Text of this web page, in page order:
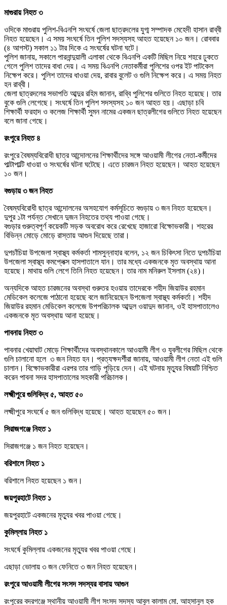
মাগুরায় নিহত ৩
ওদিকে মাগুরায় পুলিশ-বিএনপি সংঘর্ষে জেলা ছাত্রদলের যুগ্ম সম্পাদক মেহেদী হাসান রাব্বী
নিহত হয়েছেন। এ সময় সংঘর্ষে তিন পুলিশ সদস্যসহ আহত হয়েছেন ১০ জন। রোববার
(৪ আগস্ট) সকাল ১১ টার দিকে এ সংঘর্ষের ঘটনা ঘটে।
পুলিশ জানায়, সকালে পারনান্দুয়ালী এলাকা থেকে বিএনপি একটি মিছিল নিয়ে শহরে ঢুকতে
গেলে পুলিশ তাদের বাধা দেয়। এ সময় বিএনপি নেতাকর্মীরা পুলিশের ওপর ইট পাটকেল
নিক্ষেপ করে। পুলিশ তাদের ধাওয়া দেয়, রাবার বুলেট ও গুলি নিক্ষেপ করে। এ সময় নিহত
হন রাব্বী।
জেলা ছাত্রদলের সভাপতি আব্দুর রহিম জানান, রাব্বি পুলিশের গুলিতে নিহত হয়েছে। তার
বুকে গুলি লেগেছে। সংঘর্ষে তিন পুলিশ সদস্যসহ ১০ জন আহত হয়। এছাড়া চবি
শিক্ষার্থী ফরহাদ ও কলেজ শিক্ষার্থী সুমন নামের একজন ছাত্রলীগের গুলিতে নিহত হয়েছেন
বলে জানা গেছে।
রংপুরে নিহত ৪
রংপুরে বৈষম্যবিরোধী ছাত্র আন্দোলনের শিক্ষার্থীদের সঙ্গে আওয়ামী লীগের নেতা-কর্মীদের
পাল্টাপাল্টি ধাওয়া ও সংঘর্ষের ঘটনা ঘটেছে। এতে চারজন নিহত হয়েছেন। আহত হয়েছেন
১০ জন।
বগুড়ায় ৩ জন নিহত
বৈষম্যবিরোধী ছাত্র আন্দোলনের অসহযোগ কর্মসূচিতে বগুড়ায় ৩ জন নিহত হয়েছেন।
দুপুর ১টা পর্যন্ত সেখানে দুজন নিহতের তথ্য পাওয়া গেছে।
বগুড়ার গুরুত্বপূর্ণ কয়েকটি সড়ক অবরোধ করে রেখেছে হাজারো বিক্ষোভকারী। শহরের
বিভিন্ন মোড়ে মোড়ে রাস্তায় আগুন দিয়েছে তারা।
দুপচাঁচিয়া উপজেলা স্বাস্থ্য কর্মকর্তা শামসুন্নাহার বলেন, ১২ জন চিকিৎসা নিতে দুপচাঁচিয়া
উপজেলা স্বাস্থ্য কমপ্লেক্স হাসপাতালে যান। তার মধ্যে একজনকে মৃত অবস্থায় আনা
হয়েছে। মাথায় গুলি লেগে তিনি নিহত হয়েছেন। তার নাম মনিরুল ইসলাম (২৪)।
অন্যদিকে আহত চারজনের অবস্থা গুরুতর হওয়ায় তাদেরকে শহীদ জিয়াউর রহমান
মেডিকেল কলেজে পাঠানো হয়েছে বলে জানিয়েছেন উপজেলা স্বাস্থ্য কর্মকর্তা। শহীদ
জিয়াউর রহমান মেডিকেল কলেজে উপপরিচালক আব্দুল ওয়াদুদ জানান, ওই হাসপাতালেও
একজনকে মৃত অবস্থায় আনা হয়েছে।
পাবনায় নিহত ৩
পাবনার খেয়াঘাট মোড়ে শিক্ষার্থীদের অবস্থানকালে আওয়ামী লীগ ও যুবলীগের মিছিল থেকে
গুলি চালানো হলে ৩ জন নিহত হন। প্রত্যক্ষদর্শীরা জানায়, আওয়ামী লীগ নেতা এই গুলি
চালান। বিক্ষোভকারীরা এরপর তার গাড়ি পুড়িয়ে দেন। এই ঘটনায় মৃত্যুর বিষয়টি নিশ্চিত
করেন পাবনা সদর হাসপাতালের সহকারী পরিচালক।
লক্ষ্মীপুরে গুলিবিদ্ধ ৫, আহত ৫০
লক্ষ্মীপুরে সংঘর্ষে ৫ জন গুলিবিদ্ধ হয়েছে। আহত হয়েছেন ৫০ জন।
সিরাজগঞ্জে নিহত ১
সিরাজগঞ্জে ১ জন নিহত হয়েছেন।
বরিশালে নিহত ১
বরিশালে নিহত হয়েছেন ১ জন।
জয়পুরহাটে নিহত ১
জয়পুরহাটে একজনের মৃত্যুর খবর পাওয়া গেছে।
কুমিল্লায় নিহত ১
সংঘর্ষে কুমিল্লায় একজনের মৃত্যুর খবর পাওয়া গেছে।
এছাড়া ভোলায় ৩ জন ফেনিতে ৩ জন নিহত হয়েছেন।
রংপুরে আওয়ামী লীগের সংসদ সদস্যর বাসায় আগুন
রংপুরের বদরগঞ্জে স্থানীয় আওয়ামী লীগ সংসদ সদস্য আবুল কালাম মো. আহসানুল হক